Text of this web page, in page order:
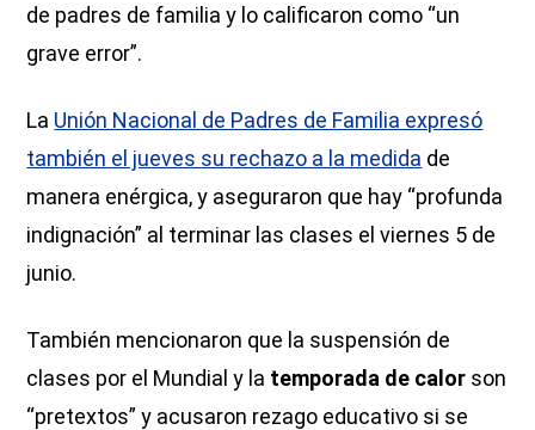
de padres de familia y lo calificaron como “un
grave error”.
La Unión Nacional de Padres de Familia expresó
también el jueves su rechazo a la medida de
manera enérgica, y aseguraron que hay “profunda
indignación” al terminar las clases el viernes 5 de
junio.
También mencionaron que la suspensión de
clases por el Mundial y la temporada de calor son
“pretextos” y acusaron rezago educativo si se